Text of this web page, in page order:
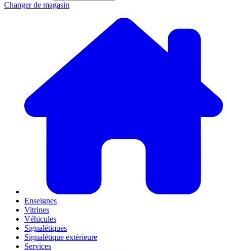
Changer de magasin
Enseignes
Vitrines
Véhicules
Signalétiques
Signalétique extérieure
Services